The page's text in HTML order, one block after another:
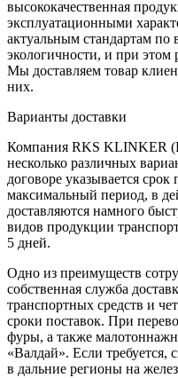
высококачественная
эксплуатационными
актуальным стандартам по
экологичности, и при этом
Мы доставляем товар
них.
Варианты доставки
Компания RKS KLINKER
несколько различных
договоре указывается
максимальный период, в
доставляются намного
видов продукции
5 дней.
Одно из преимуществ
собственная служба
транспортных средств и
сроки поставок. При
фуры, а также
«Валдай». Если требуется,
в дальние регионы на